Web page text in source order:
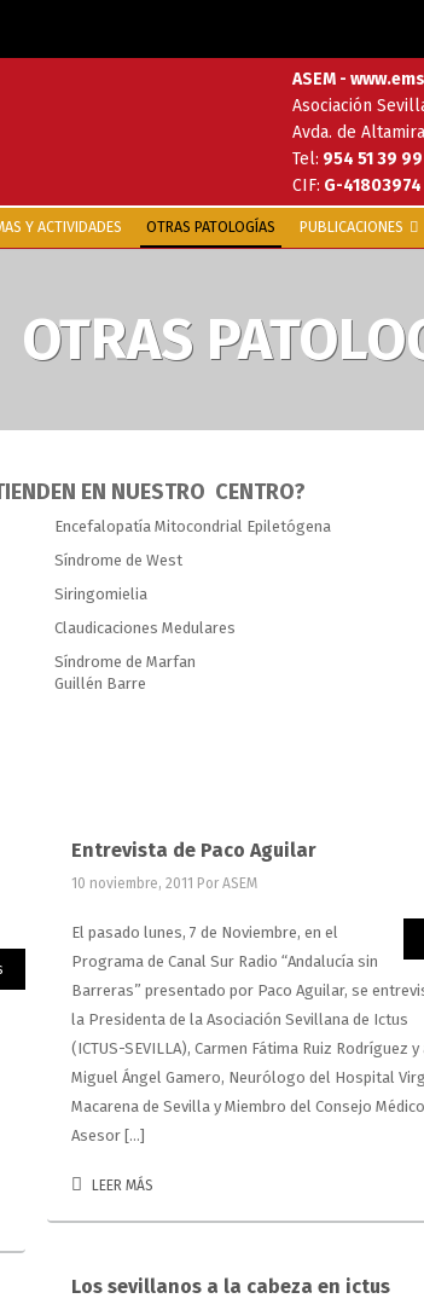
ASEM -
Asociación
Avda. de
Tel: 954 51 39
CIF: G-41803974
Y ACTIVIDADES OTRAS PATOLOGÍAS PUBLICACIONES
OTRAS
EN NUESTRO CENTRO?
Encefalopatía Mitocondrial Epiletógena
Síndrome de West
Siringomielia
Claudicaciones Medulares
Síndrome de Marfan
Guillén Barre
Entrevista de Paco Aguilar
10 noviembre, 2011 Por ASEM
El pasado lunes, 7 de Noviembre, en el
Programa de Canal Sur Radio “Andalucía sin
Barreras” presentado por Paco Aguilar, se
la Presidenta de la Asociación Sevillana de Ictus
(ICTUS-SEVILLA), Carmen Fátima Ruiz Rodríguez y
Miguel Ángel Gamero, Neurólogo del Hospital
Macarena de Sevilla y Miembro del Consejo Médico
Asesor […]
LEER MÁS
Los sevillanos a la cabeza en ictus